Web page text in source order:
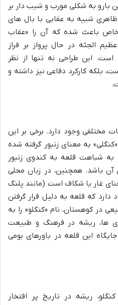
بارو به شکلی مورب و شیب دار بر
شبیه به عقابی با بال های
باعث شده که آن را «عقاب
الجثه در حال پرواز بر فراز
این طراحی نه تنها از نظر
بلکه کارکرد دفاعی نیز داشته و
مختلفی وجود دارد. برخی بر این
به معنای زنبور گرفته شده
شباهت قلعه به کندوی زنبور
آن باشد. همچنین، در زبان محلی
معنای غار یا شکاف است (مانند پلنگ
دارد که قلعه به دلیل قرار گرفتن
در کوهستان، نام «کنگلو» را به
ها، ریشه در فرهنگ و طبیعت
این قلعه در باورهای بومی
ریشه در تاریخ پر افتخار